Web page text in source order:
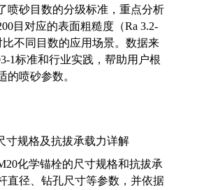
喷砂目数的分级标准，重点分析
目对应的表面粗糙度（Ra 3.2-
比不同目数的应用场景。数据来
1标准和行业实践，帮助用户根
的喷砂参数。
寸规格及抗拔承载力详解
化学锚栓的尺寸规格和抗拔承
直径、钻孔尺寸等参数，并依据